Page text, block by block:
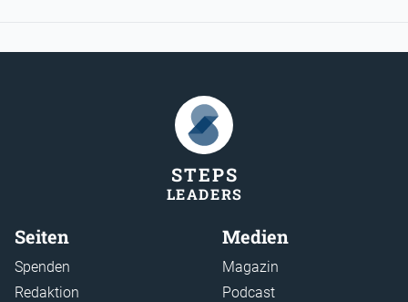
STEPS
LEADERS
Seiten
Spenden
Redaktion
Medien
Magazin
Podcast